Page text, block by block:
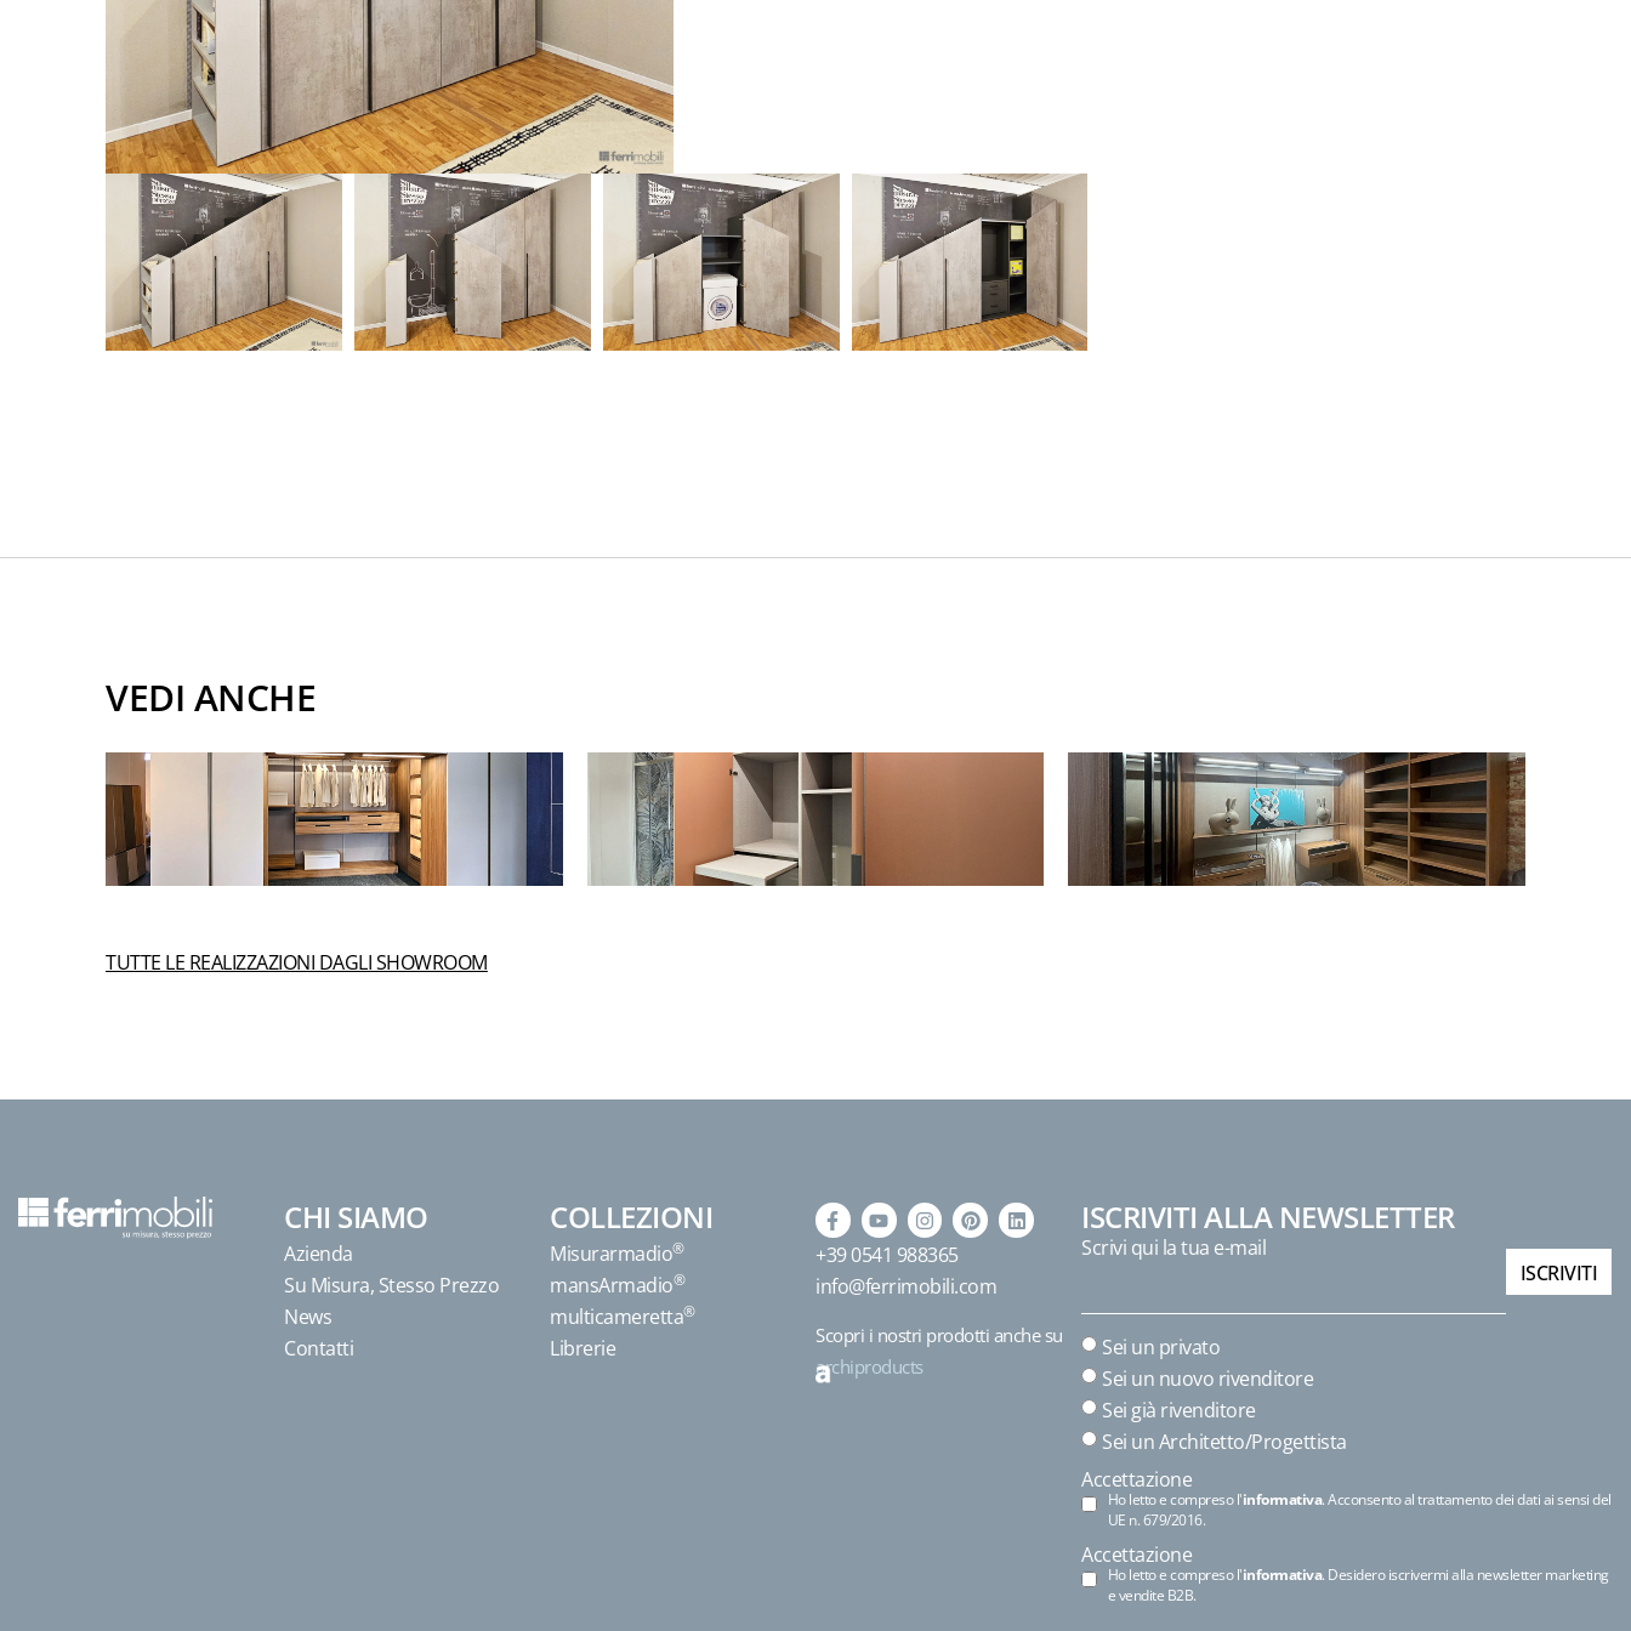
VEDI ANCHE
TUTTE LE REALIZZAZIONI DAGLI SHOWROOM
CHI SIAMO
Azienda
Su Misura, Stesso Prezzo
News
Contatti
COLLEZIONI
Misurarmadio®
mansArmadio®
multicameretta®
Librerie
+39 0541 988365
info@ferrimobili.com
Scopri i nostri prodotti anche su
archiproducts
ISCRIVITI ALLA NEWSLETTER
Scrivi qui la tua e-mail
Sei un privato
Sei un nuovo rivenditore
Sei già rivenditore
Sei un Architetto/Progettista
Accettazione
Ho letto e compreso l'informativa. Acconsento al trattamento dei dati ai sensi del
UE n. 679/2016.
Accettazione
Ho letto e compreso l'informativa. Desidero iscrivermi alla newsletter marketing
e vendite B2B.
ISCRIVITI